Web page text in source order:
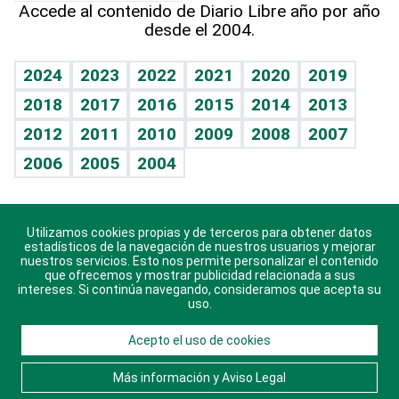
Vida y familia
Eñe
Celebrando la vida
Sin complejos
En pocas palabras
Escuchando al corazón
Economía Personal
TBT Deportivo
Guía del dinero
Horóscopos
Crucigramas
Accede al contenido de Diario Libre año por año
desde el 2004.
2024 2023 2022 2021 2020
2019
2018
2017 2016 2015 2014
2013
2012
2011 2010 2009 2008
2007
2006
2005 2004
Descarga nuestras aplicaciones para Android, iOS y
sistema Huawei.
© 2021 Diario Libre, todos los derechos reservados.
Consulta elAviso Legal. Ponte en Contacto
nosotros y conoce más sobre Diario Libre
Utilizamos cookies propias y de terceros para obtener datos
estadísticos de la navegación de nuestros usuarios y mejorar
nuestros servicios. Esto nos permite personalizar el contenido
que ofrecemos y mostrar publicidad relacionada a sus
intereses. Si continúa navegando, consideramos que acepta su
uso.
Acepto el uso de cookies
Más información y Aviso Legal